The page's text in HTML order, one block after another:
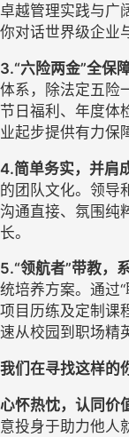
卓越管理实践与广
你对话世界级企业
3.“六险两金”全保
体系，除法定五险
节日福利、年度体
业起步提供有力保
4.简单务实，并肩
的团队文化。领导
沟通直接、氛围纯
长。
5.“领航者”带教，
统培养方案。通过
项目历练及定制课
速从校园到职场精
我们在寻找这样的
心怀热忱，认同价
意投身于助力他人